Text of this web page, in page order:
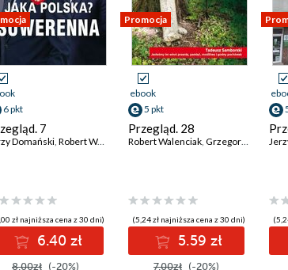
Wawrzyniak,Roman Kurkiewicz,Jan Widacki,Marek
6 pkt
7
Domański, Robert Walenciak ,Kornel Wawrzyniak,Roman
zł najniższa cena z 30 dni)
6.40 zł
8.00zł (-20%)
Promocja
ebook
5 pkt
Przegląd. 28
Robert Walenciak, Grzegorz Rudnik ,
(5,24 zł najniższa cena z 30 dni)
5.59 zł
7.00zł (-20%)